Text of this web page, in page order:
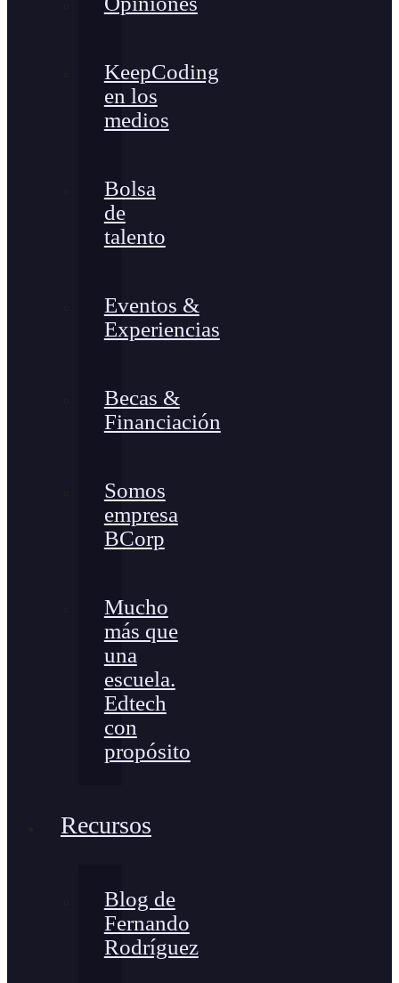
KeepCoding
en los
medios
Bolsa
de
talento
Eventos &
Experiencias
Becas &
Financiación
Somos
empresa
BCorp
Mucho
más que
una
escuela.
Edtech
con
propósito
Recursos
Blog de
Fernando
Rodríguez